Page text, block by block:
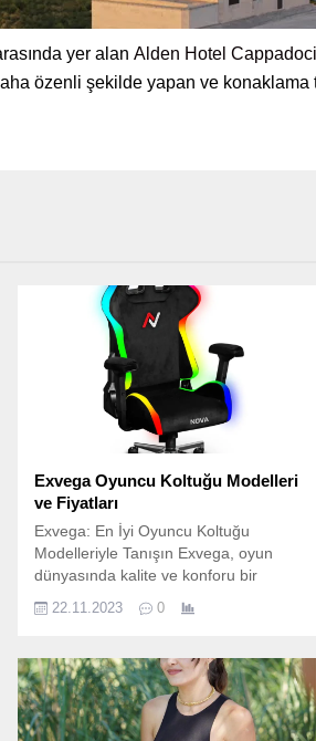
yer alan Alden Hotel
özenli şekilde yapan ve
Exvega Oyuncu Koltuğu Modelleri
ve Fiyatları
Exvega: En İyi Oyuncu Koltuğu
Modelleriyle Tanışın Exvega, oyun
dünyasında kalite ve konforu bir
modellerine sahip bir markadır. Uzun
başında vakit geçirmek her geçen
gün daha da popüler hale geliyor. Bu
nedenle, oyuncuların ihtiyaçlarını
karşılayacak ergonomik ve rahat bir...
22.11.2023 0